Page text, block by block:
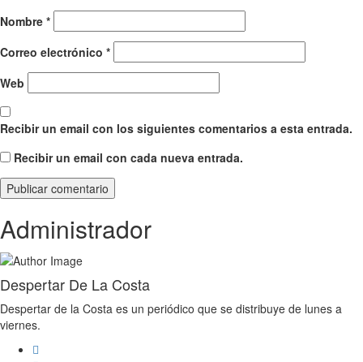
Nombre *
Correo electrónico *
Web
Recibir un email con los siguientes comentarios a esta entrada.
Recibir un email con cada nueva entrada.
Administrador
Despertar De La Costa
Despertar de la Costa es un periódico que se distribuye de lunes a
viernes.